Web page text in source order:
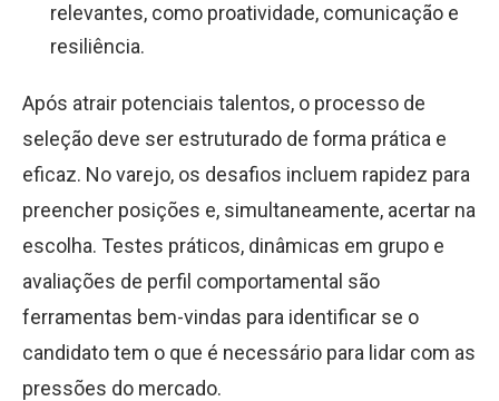
relevantes, como proatividade, comunicação e
resiliência.
Após atrair potenciais talentos, o processo de
seleção deve ser estruturado de forma prática e
eficaz. No varejo, os desafios incluem rapidez para
preencher posições e, simultaneamente, acertar na
escolha. Testes práticos, dinâmicas em grupo e
avaliações de perfil comportamental são
ferramentas bem-vindas para identificar se o
candidato tem o que é necessário para lidar com as
pressões do mercado.